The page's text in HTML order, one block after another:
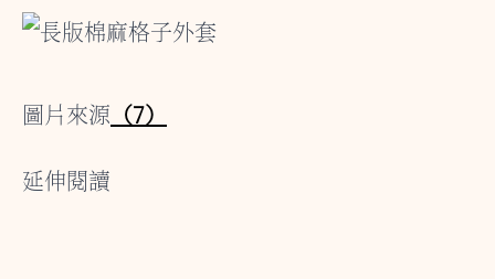
圖片來源 （7）
延伸閱讀